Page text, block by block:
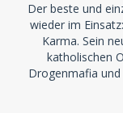
Der beste und
wieder im
Karma. Sein
katholischen
Drogenmafia